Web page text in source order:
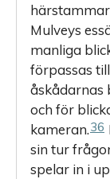
Mulveys
manliga
förpassas
åskådarnas
och för
kameran.36
sin tur
spelar in i